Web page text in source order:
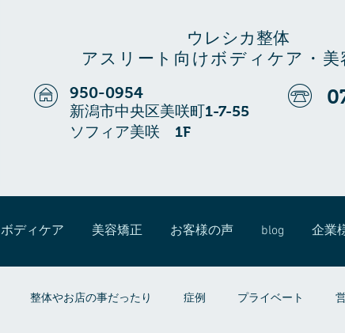
ウレシカ整体
アスリート向けボディケア・美
950-0954
新潟市中央区美咲町1-7-55
ソフィア美咲 1F
ボディケア 美容矯正 お客様の声 blog 企業
整体やお店の事だったり 症例 プライベート